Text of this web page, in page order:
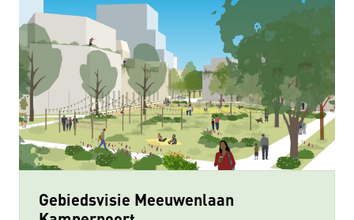
Gebiedsvisie Meeuwenlaan